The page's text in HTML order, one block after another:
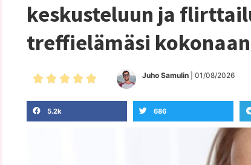
keskusteluun ja
treffielämäsi
     Juho Samulin | 01/08/2026
5.2k 686